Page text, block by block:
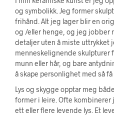
og symbolikk. Jeg former
frihånd. Alt jeg lager blir en
og /eller henge, og jeg jobber
detaljer uten å miste uttrykket
menneskelignende skulpturer
munn eller hår, og bare
å skape personlighet med så
Lys og skygge opptar meg
former i leire. Ofte kombinerer
ett eller flere levende lys. Et